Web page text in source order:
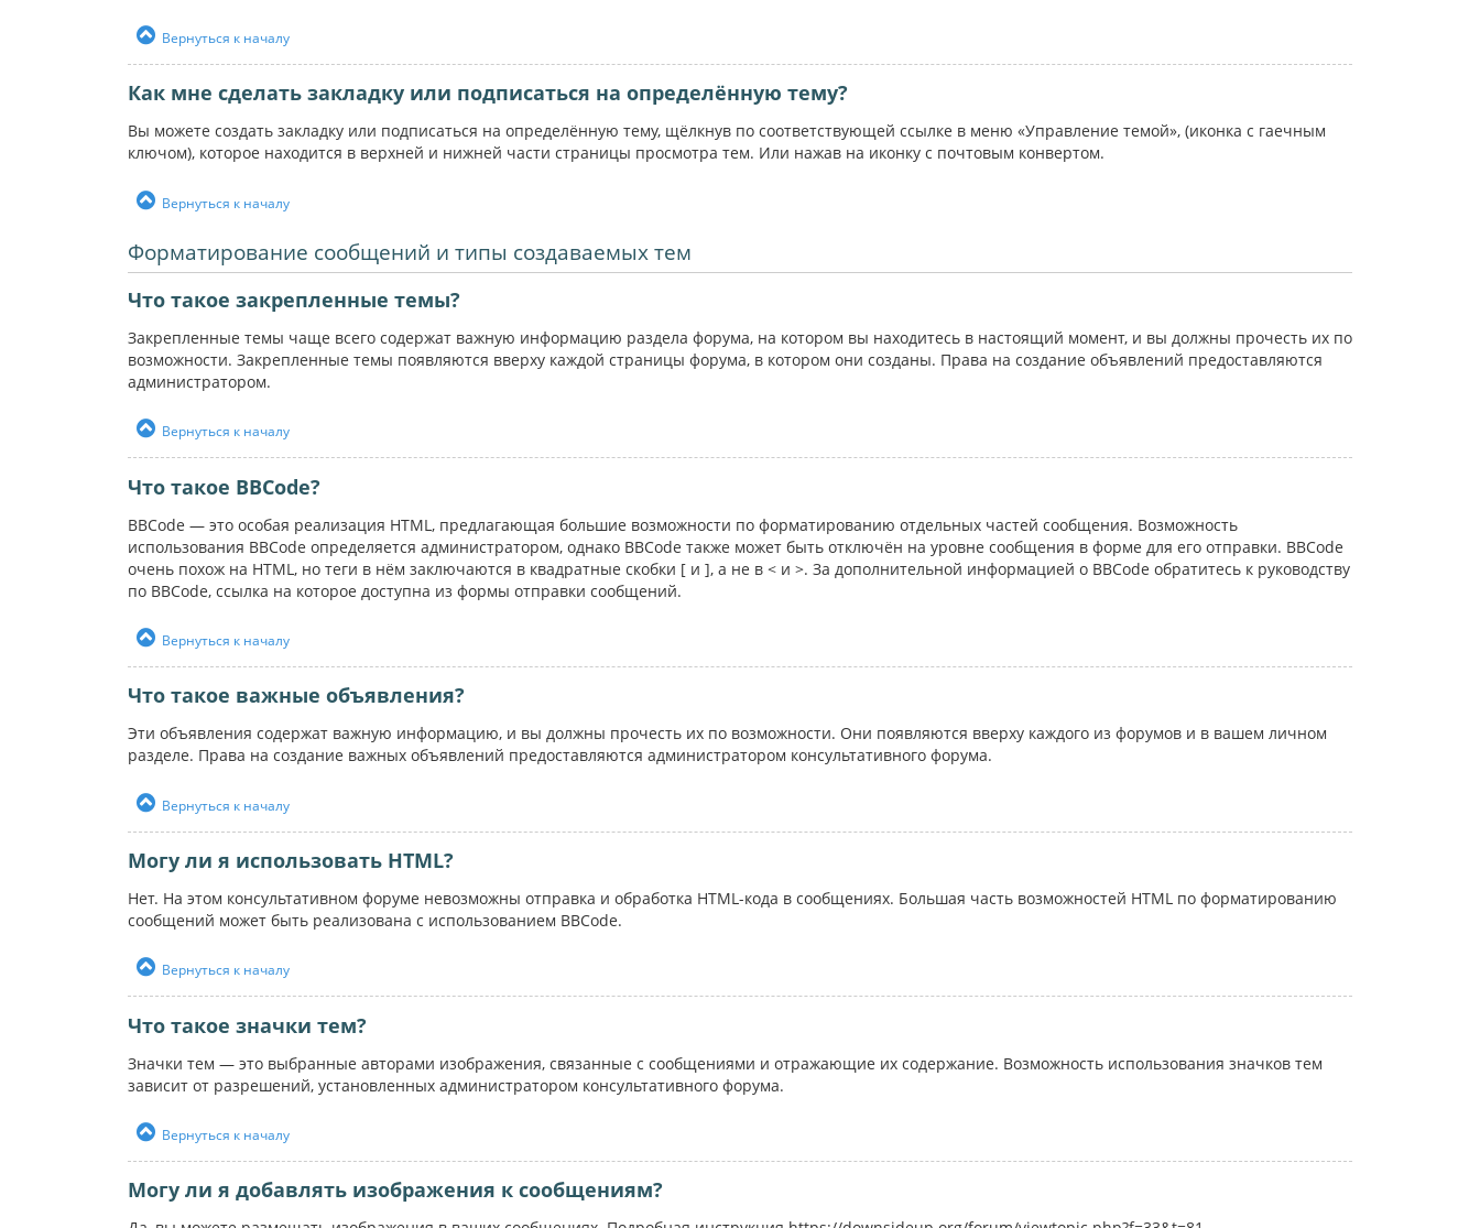
Вернуться к началу
Как мне сделать закладку или подписаться на определённую тему?
Вы можете создать закладку или подписаться на определённую тему, щёлкнув по соответствующей ссылке в меню «Управление темой», (иконка с гаечным
ключом), которое находится в верхней и нижней части страницы просмотра тем. Или нажав на иконку с почтовым конвертом.
Вернуться к началу
Форматирование сообщений и типы создаваемых тем
Что такое закрепленные темы?
Закрепленные темы чаще всего содержат важную информацию раздела форума, на котором вы находитесь в настоящий момент, и вы должны прочесть их по
возможности. Закрепленные темы появляются вверху каждой страницы форума, в котором они созданы. Права на создание объявлений предоставляются
администратором.
Вернуться к началу
Что такое BBCode?
BBCode — это особая реализация HTML, предлагающая большие возможности по форматированию отдельных частей сообщения. Возможность
использования BBCode определяется администратором, однако BBCode также может быть отключён на уровне сообщения в форме для его отправки. BBCode
очень похож на HTML, но теги в нём заключаются в квадратные скобки [ и ], а не в < и >. За дополнительной информацией о BBCode обратитесь к руководству
по BBCode, ссылка на которое доступна из формы отправки сообщений.
Вернуться к началу
Что такое важные объявления?
Эти объявления содержат важную информацию, и вы должны прочесть их по возможности. Они появляются вверху каждого из форумов и в вашем личном
разделе. Права на создание важных объявлений предоставляются администратором консультативного форума.
Вернуться к началу
Могу ли я использовать HTML?
Нет. На этом консультативном форуме невозможны отправка и обработка HTML-кода в сообщениях. Большая часть возможностей HTML по форматированию
сообщений может быть реализована с использованием BBCode.
Вернуться к началу
Что такое значки тем?
Значки тем — это выбранные авторами изображения, связанные с сообщениями и отражающие их содержание. Возможность использования значков тем
зависит от разрешений, установленных администратором консультативного форума.
Вернуться к началу
Могу ли я добавлять изображения к сообщениям?